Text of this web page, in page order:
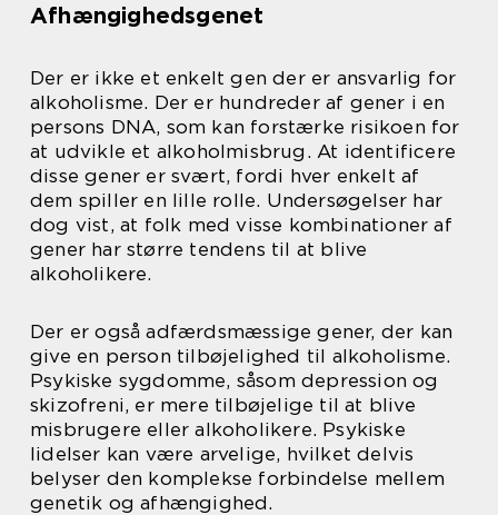
Afhængighedsgenet
Der er ikke et enkelt gen der er ansvarlig for
alkoholisme. Der er hundreder af gener i en
persons DNA, som kan forstærke risikoen for
at udvikle et alkoholmisbrug. At identificere
disse gener er svært, fordi hver enkelt af
dem spiller en lille rolle. Undersøgelser har
dog vist, at folk med visse kombinationer af
gener har større tendens til at blive
alkoholikere.
Der er også adfærdsmæssige gener, der kan
give en person tilbøjelighed til alkoholisme.
Psykiske sygdomme, såsom depression og
skizofreni, er mere tilbøjelige til at blive
misbrugere eller alkoholikere. Psykiske
lidelser kan være arvelige, hvilket delvis
belyser den komplekse forbindelse mellem
genetik og afhængighed.